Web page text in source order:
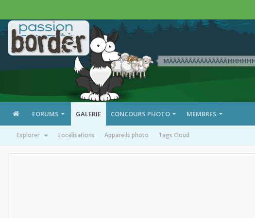
FORUMS GALERIE
Explorer Localisations Appareils photo Tags Cloud
CONCOURS PHOTO MEMBRES